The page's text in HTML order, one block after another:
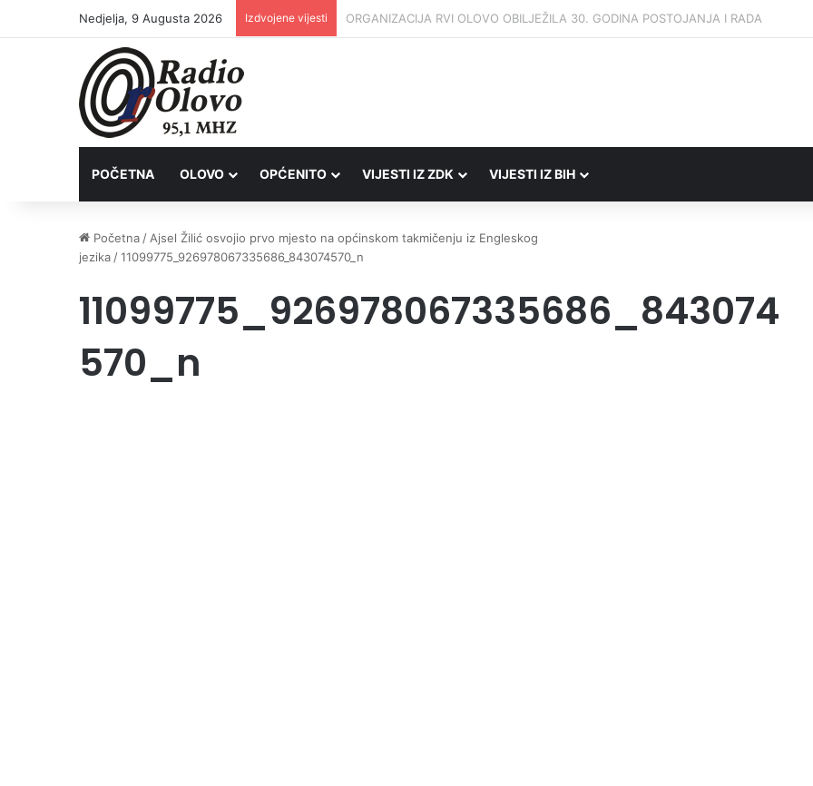
Nedjelja, 9 Augusta 2026 Izdvojene vijesti Inspektori Porezne uprave FBiH na području ZDK izvršili 24 inspekcijska nadzora
POČETNA OLOVO OPĆENITO VIJESTI IZ ZDK VIJESTI IZ BIH
Početna / Ajsel Žilić osvojio prvo mjesto na općinskom takmičenju iz Engleskog
jezika /11099775_926978067335686_843074570_n
11099775_926978067335686_843074
570_n